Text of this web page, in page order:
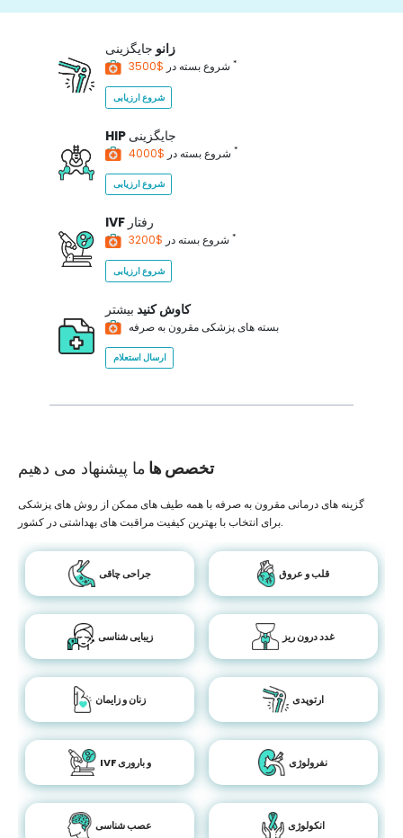
زانو جایگزینی
شروع بسته در *
شروع ارزیابی
HIP جایگزینی
شروع بسته در *
شروع ارزیابی
IVF رفتار
شروع بسته در *
شروع ارزیابی
کاوش کنید بیشتر
بسته های پزشکی مقرون به صرفه
ارسال استعلام
تخصص ها ما پیشنهاد می دهیم
گزینه های درمانی مقرون به صرفه با همه طیف های ممکن از روش های پزشکی
برای انتخاب با بهترین کیفیت مراقبت های بهداشتی در کشور.
جراحی چاقی قلب و عروق
زیبایی شناسی غدد درون ریز
زنان و زایمان ارتوپدی
IVF و باروری نفرولوژی
عصب شناسی انکولوژی